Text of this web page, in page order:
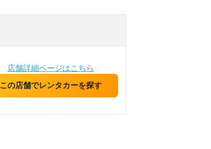
店舗詳細ページはこちら
この店舗でレンタカーを探す